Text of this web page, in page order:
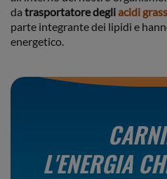
da trasportatore degliacidi
parte integrante dei lipidi e
energetico.
L'ENERGIA